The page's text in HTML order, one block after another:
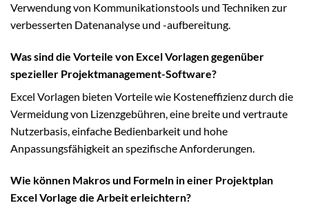
Verwendung von Kommunikationstools und Techniken zur
verbesserten Datenanalyse und -aufbereitung.
Was sind die Vorteile von Excel Vorlagen gegenüber
spezieller Projektmanagement-Software?
Excel Vorlagen bieten Vorteile wie Kosteneffizienz durch die
Vermeidung von Lizenzgebühren, eine breite und vertraute
Nutzerbasis, einfache Bedienbarkeit und hohe
Anpassungsfähigkeit an spezifische Anforderungen.
Wie können Makros und Formeln in einer Projektplan
Excel Vorlage die Arbeit erleichtern?